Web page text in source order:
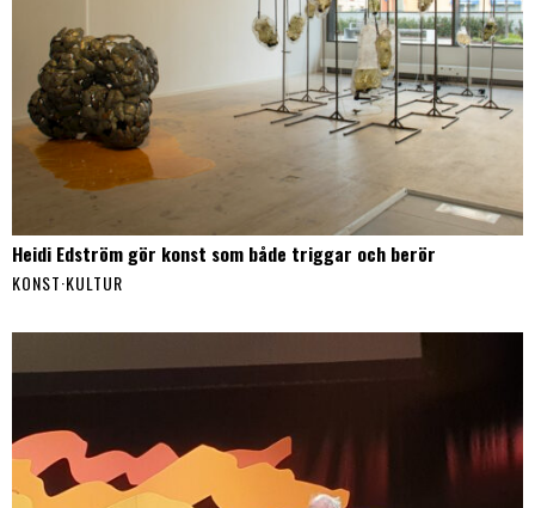
Heidi Edström gör konst som både triggar och berör
KONST·KULTUR